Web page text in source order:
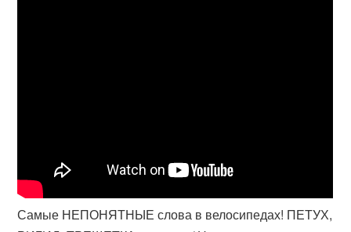
Самые НЕПОНЯТНЫЕ слова в велосипедах! ПЕТУХ,